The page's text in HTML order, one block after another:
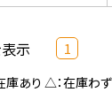
示 1
庫あり △：在庫わ